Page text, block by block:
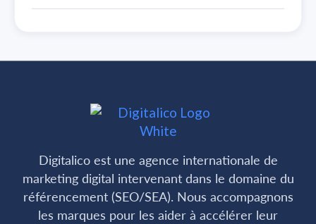
Digitalico est une agence internationale de
marketing digital intervenant dans le domaine du
référencement (SEO/SEA). Nous accompagnons
les marques pour les aider à accélérer leur